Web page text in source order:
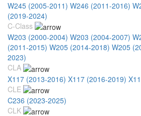
W245 (2005-2011) W246 (2011-2016)
(2019-2024)
C-Class
W203 (2000-2004) W203 (2004-2007)
(2011-2015) W205 (2014-2018) W205
2023)
CLA
X117 (2013-2016) X117 (2016-2019)
CLE
C236 (2023-2025)
CLK